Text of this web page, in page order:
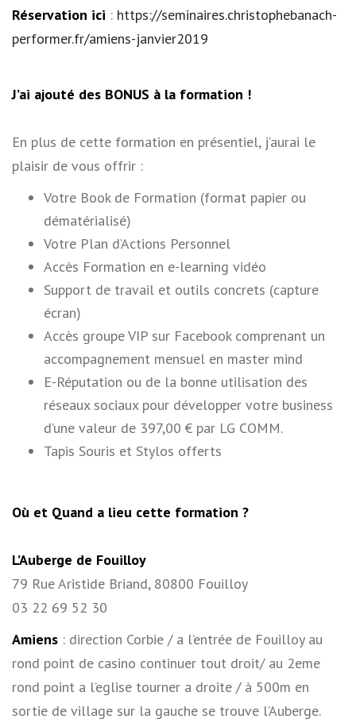
Réservation ici : https://seminaires.christophebanach-
performer.fr/amiens-janvier2019
J’ai ajouté des BONUS à la formation !
En plus de cette formation en présentiel, j’aurai le
plaisir de vous offrir :
Votre Book de Formation (format papier ou
dématérialisé)
Votre Plan d’Actions Personnel
Accès Formation en e-learning vidéo
Support de travail et outils concrets (capture
écran)
Accès groupe VIP sur Facebook comprenant un
accompagnement mensuel en master mind
E-Réputation ou de la bonne utilisation des
réseaux sociaux pour développer votre business
d’une valeur de 397,00 € par LG COMM.
Tapis Souris et Stylos offerts
Où et Quand a lieu cette formation ?
L’Auberge de Fouilloy
79 Rue Aristide Briand, 80800 Fouilloy
03 22 69 52 30
Amiens : direction Corbie / a l’entrée de Fouilloy au
rond point de casino continuer tout droit/ au 2eme
rond point a l’eglise tourner a droite / à 500m en
sortie de village sur la gauche se trouve l’Auberge.